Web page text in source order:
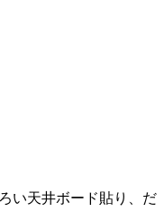
い天井ボード貼り、だ